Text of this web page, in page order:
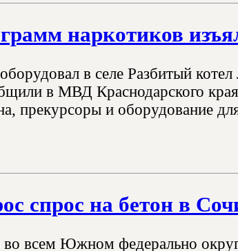
наркотиков
в селе Разбитый
в МВД Краснодарского
прекурсоры и оборудование
спрос на бетон в
всем Южном федерально